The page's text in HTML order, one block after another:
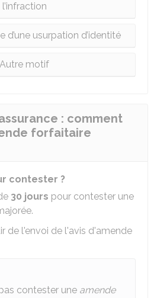
l’infraction
d’une usurpation d’identité
Autre motif
: comment
forfaitaire
contester ?
30 jours pour contester une
de l'envoi de l'avis d'amende
contester une amende